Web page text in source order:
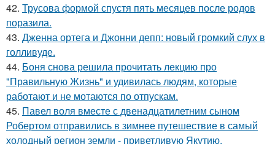
42. Трусова формой спустя пять месяцев после родов
поразила.
43. Дженна ортега и Джонни депп: новый громкий слух в
голливуде.
44. Боня снова решила прочитать лекцию про
"Правильную Жизнь" и удивилась людям, которые
работают и не мотаются по отпускам.
45. Павел воля вместе с двенадцатилетним сыном
Робертом отправились в зимнее путешествие в самый
холодный регион земли - приветливую Якутию.